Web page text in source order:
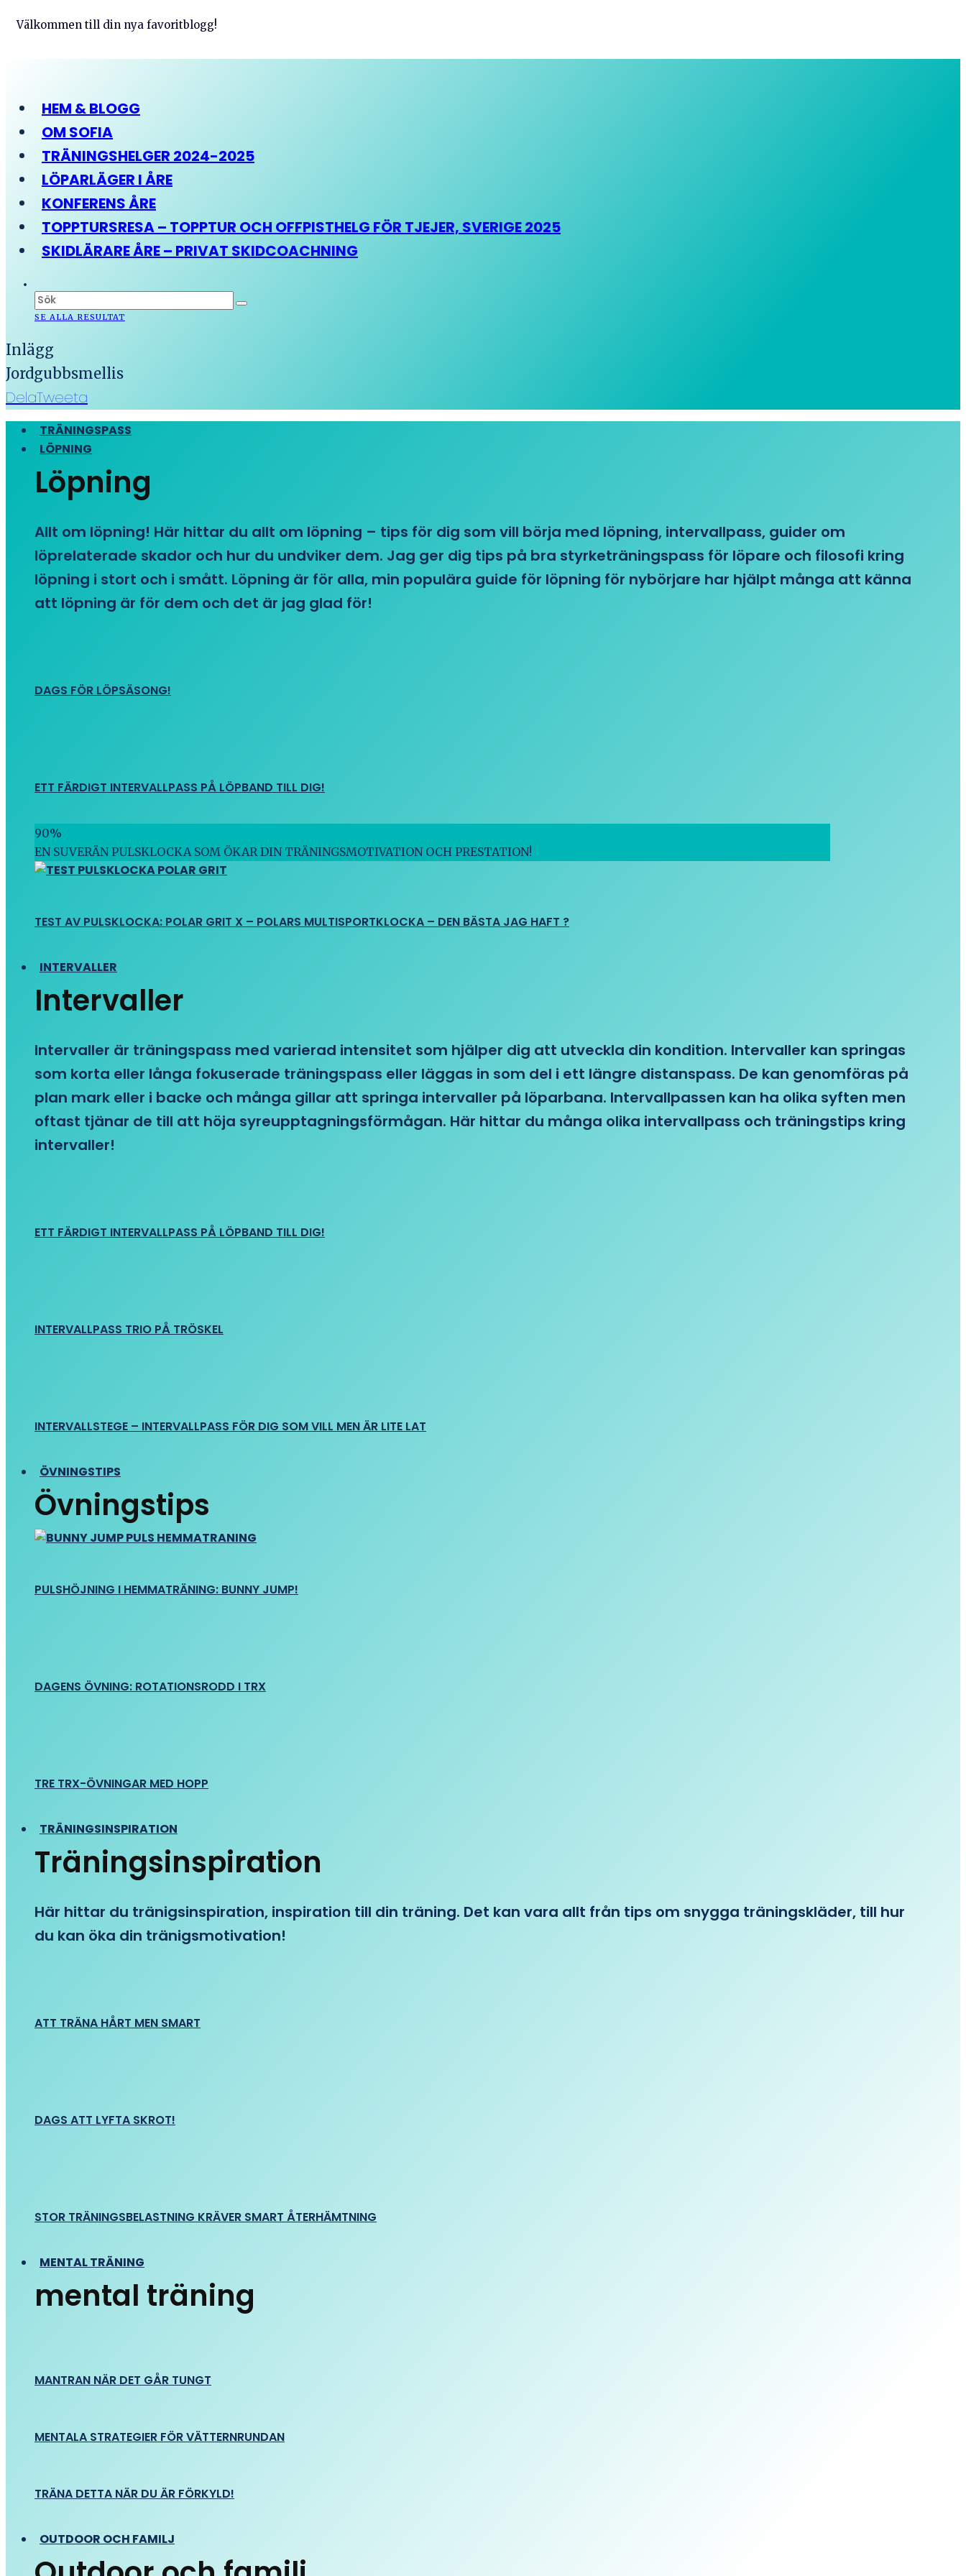
Välkommen till din nya favoritblogg!
HEM & BLOGG
OM SOFIA
TRÄNINGSHELGER 2024-2025
LÖPARLÄGER I ÅRE
KONFERENS ÅRE
TOPPTURSRESA – TOPPTUR OCH OFFPISTHELG FÖR TJEJER, SVERIGE 2025
SKIDLÄRARE ÅRE – PRIVAT SKIDCOACHNING
SE ALLA RESULTAT
Inlägg
Jordgubbsmellis
DelaTweeta
TRÄNINGSPASS
LÖPNING
Löpning
Allt om löpning! Här hittar du allt om löpning – tips för dig som vill börja med löpning, intervallpass, guider om
löprelaterade skador och hur du undviker dem. Jag ger dig tips på bra styrketräningspass för löpare och filosofi kring
löpning i stort och i smått. Löpning är för alla, min populära guide för löpning för nybörjare har hjälpt många att känna
att löpning är för dem och det är jag glad för!
DAGS FÖR LÖPSÄSONG!
ETT FÄRDIGT INTERVALLPASS PÅ LÖPBAND TILL DIG!
90%
EN SUVERÄN PULSKLOCKA SOM ÖKAR DIN TRÄNINGSMOTIVATION OCH PRESTATION!
TEST AV PULSKLOCKA: POLAR GRIT X – POLARS MULTISPORTKLOCKA – DEN BÄSTA JAG HAFT ?
INTERVALLER
Intervaller
Intervaller är träningspass med varierad intensitet som hjälper dig att utveckla din kondition. Intervaller kan springas
som korta eller långa fokuserade träningspass eller läggas in som del i ett längre distanspass. De kan genomföras på
plan mark eller i backe och många gillar att springa intervaller på löparbana. Intervallpassen kan ha olika syften men
oftast tjänar de till att höja syreupptagningsförmågan. Här hittar du många olika intervallpass och träningstips kring
intervaller!
ETT FÄRDIGT INTERVALLPASS PÅ LÖPBAND TILL DIG!
INTERVALLPASS TRIO PÅ TRÖSKEL
INTERVALLSTEGE – INTERVALLPASS FÖR DIG SOM VILL MEN ÄR LITE LAT
ÖVNINGSTIPS
Övningstips
PULSHÖJNING I HEMMATRÄNING: BUNNY JUMP!
DAGENS ÖVNING: ROTATIONSRODD I TRX
TRE TRX-ÖVNINGAR MED HOPP
TRÄNINGSINSPIRATION
Träningsinspiration
Här hittar du tränigsinspiration, inspiration till din träning. Det kan vara allt från tips om snygga träningskläder, till hur
du kan öka din tränigsmotivation!
ATT TRÄNA HÅRT MEN SMART
DAGS ATT LYFTA SKROT!
STOR TRÄNINGSBELASTNING KRÄVER SMART ÅTERHÄMTNING
MENTAL TRÄNING
mental träning
MANTRAN NÄR DET GÅR TUNGT
MENTALA STRATEGIER FÖR VÄTTERNRUNDAN
TRÄNA DETTA NÄR DU ÄR FÖRKYLD!
OUTDOOR OCH FAMILJ